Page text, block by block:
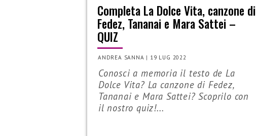
Completa La Dolce Vita, canzone di
Fedez, Tananai e Mara Sattei –
QUIZ
ANDREA SANNA | 19 LUG 2022
Conosci a memoria il testo de La
Dolce Vita? La canzone di Fedez,
Tananai e Mara Sattei? Scoprilo con
il nostro quiz!...